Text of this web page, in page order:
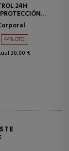
24H
44% DTO.
30,00 €